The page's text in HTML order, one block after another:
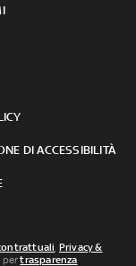
DI ACCESSIBILITÀ
, Privacy &
pertrasparenza